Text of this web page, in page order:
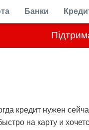
Банки
кредит нужен
на карту и